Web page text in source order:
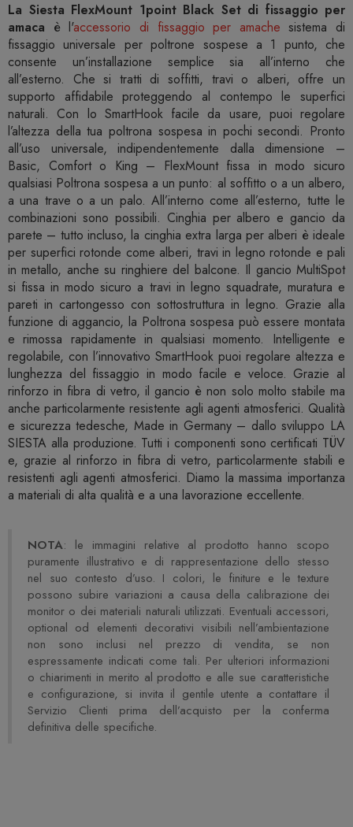
La Siesta FlexMount 1point Black Set di fissaggio per
amaca è l'accessorio di fissaggio per amache sistema di
fissaggio universale per poltrone sospese a 1 punto, che
consente un’installazione semplice sia all’interno che
all’esterno. Che si tratti di soffitti, travi o alberi, offre un
supporto affidabile proteggendo al contempo le superfici
naturali. Con lo SmartHook facile da usare, puoi regolare
l’altezza della tua poltrona sospesa in pochi secondi. Pronto
all’uso universale, indipendentemente dalla dimensione –
Basic, Comfort o King – FlexMount fissa in modo sicuro
qualsiasi Poltrona sospesa a un punto: al soffitto o a un albero,
a una trave o a un palo. All’interno come all’esterno, tutte le
combinazioni sono possibili. Cinghia per albero e gancio da
parete – tutto incluso, la cinghia extra larga per alberi è ideale
per superfici rotonde come alberi, travi in legno rotonde e pali
in metallo, anche su ringhiere del balcone. Il gancio MultiSpot
si fissa in modo sicuro a travi in legno squadrate, muratura e
pareti in cartongesso con sottostruttura in legno. Grazie alla
funzione di aggancio, la Poltrona sospesa può essere montata
e rimossa rapidamente in qualsiasi momento. Intelligente e
regolabile, con l’innovativo SmartHook puoi regolare altezza e
lunghezza del fissaggio in modo facile e veloce. Grazie al
rinforzo in fibra di vetro, il gancio è non solo molto stabile ma
anche particolarmente resistente agli agenti atmosferici. Qualità
e sicurezza tedesche, Made in Germany – dallo sviluppo LA
SIESTA alla produzione. Tutti i componenti sono certificati TÜV
e, grazie al rinforzo in fibra di vetro, particolarmente stabili e
resistenti agli agenti atmosferici. Diamo la massima importanza
a materiali di alta qualità e a una lavorazione eccellente.
NOTA: le immagini relative al prodotto hanno scopo
puramente illustrativo e di rappresentazione dello stesso
nel suo contesto d’uso. I colori, le finiture e le texture
possono subire variazioni a causa della calibrazione dei
monitor o dei materiali naturali utilizzati. Eventuali accessori,
optional od elementi decorativi visibili nell’ambientazione
non sono inclusi nel prezzo di vendita, se non
espressamente indicati come tali. Per ulteriori informazioni
o chiarimenti in merito al prodotto e alle sue caratteristiche
e configurazione, si invita il gentile utente a contattare il
Servizio Clienti prima dell’acquisto per la conferma
definitiva delle specifiche.